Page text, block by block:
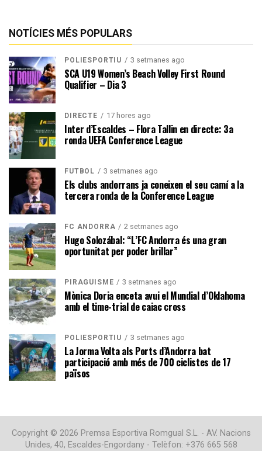
NOTÍCIES MÉS POPULARS
POLIESPORTIU 3 setmanes ago
SCA U19 Women’s Beach Volley First Round
Qualifier – Dia 3
DIRECTE 17 hores ago
Inter d’Escaldes – Flora Tallin en directe: 3a
ronda UEFA Conference League
FUTBOL 3 setmanes ago
Els clubs andorrans ja coneixen el seu camí a la
tercera ronda de la Conference League
FC ANDORRA 2 setmanes ago
Hugo Solozábal: “L’FC Andorra és una gran
oportunitat per poder brillar”
PIRAGÜISME 3 setmanes ago
Mònica Doria enceta avui el Mundial d’Oklahoma
amb el time-trial de caiac cross
POLIESPORTIU 3 setmanes ago
La Jorma Volta als Ports d’Andorra bat
participació amb més de 700 ciclistes de 17
països
Copyright © 2026 Premsa Esportiva Romgual S.L. - AV. Nacions
Unides, 40, Escaldes-Engordany - Telèfon: +376 665 568